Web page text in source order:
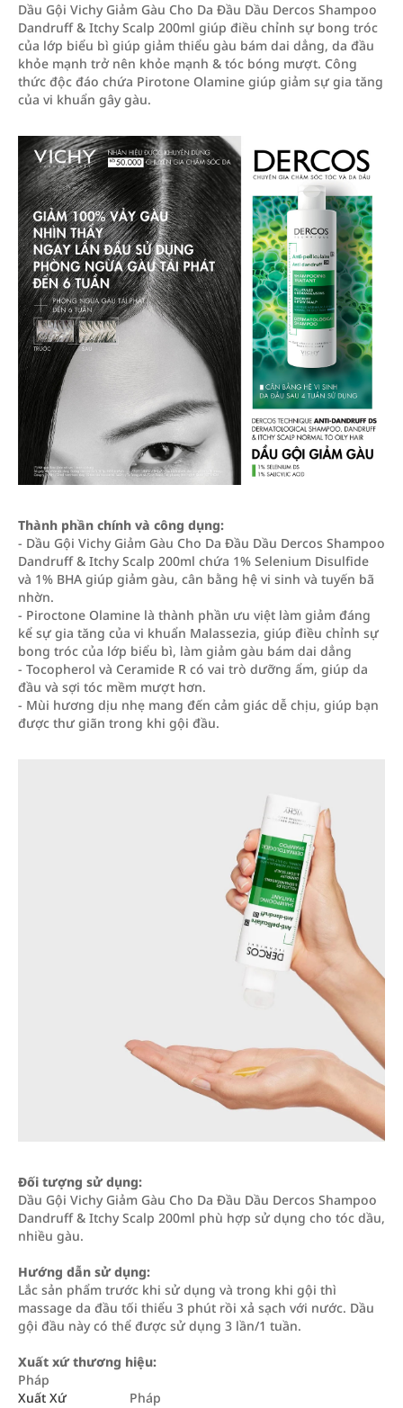
Dầu Gội Vichy Giảm Gàu Cho Da Đầu Dầu Dercos Shampoo
Dandruff & Itchy Scalp 200ml giúp điều chỉnh sự bong tróc
của lớp biểu bì giúp giảm thiểu gàu bám dai dẳng, da đầu
khỏe mạnh trở nên khỏe mạnh & tóc bóng mượt. Công
thức độc đáo chứa Pirotone Olamine giúp giảm sự gia tăng
của vi khuẩn gây gàu.
Thành phần chính và công dụng:
- Dầu Gội Vichy Giảm Gàu Cho Da Đầu Dầu Dercos Shampoo
Dandruff & Itchy Scalp 200ml chứa 1% Selenium Disulfide
và 1% BHA giúp giảm gàu, cân bằng hệ vi sinh và tuyến bã
nhờn.
- Piroctone Olamine là thành phần ưu việt làm giảm đáng
kể sự gia tăng của vi khuẩn Malassezia, giúp điều chỉnh sự
bong tróc của lớp biểu bì, làm giảm gàu bám dai dẳng
- Tocopherol và Ceramide R có vai trò dưỡng ẩm, giúp da
đầu và sợi tóc mềm mượt hơn.
- Mùi hương dịu nhẹ mang đến cảm giác dễ chịu, giúp bạn
được thư giãn trong khi gội đầu.
Đối tượng sử dụng:
Dầu Gội Vichy Giảm Gàu Cho Da Đầu Dầu Dercos Shampoo
Dandruff & Itchy Scalp 200ml phù hợp sử dụng cho tóc dầu,
nhiều gàu.
Hướng dẫn sử dụng:
Lắc sản phẩm trước khi sử dụng và trong khi gội thì
massage da đầu tối thiểu 3 phút rồi xả sạch với nước. Dầu
gội đầu này có thể được sử dụng 3 lần/1 tuần.
Xuất xứ thương hiệu:
Pháp
Xuất Xứ
Pháp